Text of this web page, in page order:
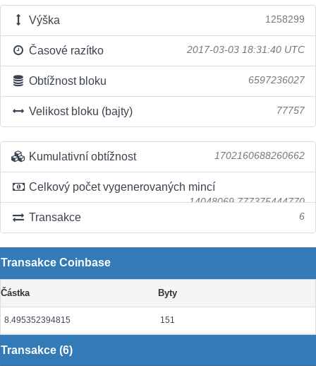
Výška 1258299
Časové razítko 2017-03-03 18:31:40 UTC
Obtížnost bloku 6597236027
Velikost bloku (bajty) 77757
Kumulativní obtížnost 1702160688260662
Celkový počet vygenerovaných mincí
14048069.777375444770
Transakce 6
Transakce Coinbase
Částka Byty
8.495352394815 151
Transakce (6)